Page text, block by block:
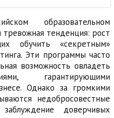
образовательном
тенденция: рост
обучить «секретным»
Эти программы часто
возможность овладеть
гарантирующими
Однако за громкими
недобросовестные
доверчивых